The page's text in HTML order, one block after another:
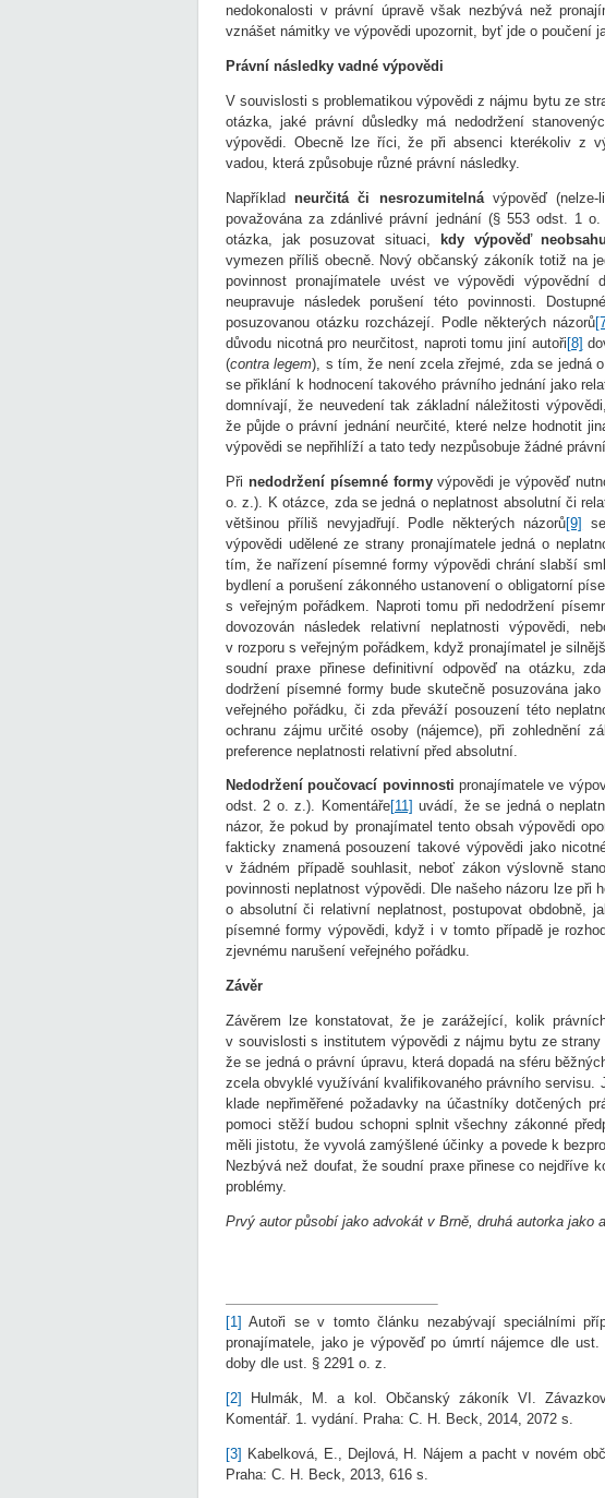
nedokonalosti v právní úpravě však nezbývá než
vznášet námitky ve výpovědi upozornit, byť jde o poučení
Právní následky vadné výpovědi
V souvislosti s problematikou výpovědi z nájmu bytu ze
otázka, jaké právní důsledky má nedodržení
výpovědi. Obecně lze říci, že při absenci kterékoliv z
vadou, která způsobuje různé právní následky.
Napříkladneurčitá či nesrozumitelnávýpověď (nelze-
považována za zdánlivé právní jednání (§ 553 odst. 1
otázka, jak posuzovat situaci,
kdy výpověď
vymezen příliš obecně. Nový občanský zákoník totiž na
povinnost pronajímatele uvést ve výpovědi výpovědní
neupravuje následek porušení této povinnosti.
posuzovanou otázku rozcházejí. Podle některých názorů
důvodu nicotná pro neurčitost, naproti tomu jiní autoři [8]
(contra legem), s tím, že není zcela zřejmé, zda se jedná
se přiklání k hodnocení takového právního jednání jako
domnívají, že neuvedení tak základní náležitosti
že půjde o právní jednání neurčité, které nelze hodnotit
výpovědi se nepřihlíží a tato tedy nezpůsobuje žádné
Při nedodržení písemné formyvýpovědi je výpověď
o. z.). K otázce, zda se jedná o neplatnost absolutní či
většinou příliš nevyjadřují. Podle některých názorů[9]
výpovědi udělené ze strany pronajímatele jedná o
tím, že nařízení písemné formy výpovědi chrání slabší
bydlení a porušení zákonného ustanovení o obligatorní
s veřejným pořádkem. Naproti tomu při nedodržení
dovozován následek relativní neplatnosti výpovědi,
v rozporu s veřejným pořádkem, když pronajímatel je
soudní praxe přinese definitivní odpověď na otázku,
dodržení písemné formy bude skutečně posuzována
veřejného pořádku, či zda převáží posouzení této
ochranu zájmu určité osoby (nájemce), při zohlednění
preference neplatnosti relativní před absolutní.
Nedodržení poučovací povinnosti pronajímatele ve
odst. 2 o. z.). Komentáře[11] uvádí, že se jedná o
názor, že pokud by pronajímatel tento obsah výpovědi
fakticky znamená posouzení takové výpovědi jako
v žádném případě souhlasit, neboť zákon výslovně
povinnosti neplatnost výpovědi. Dle našeho názoru lze při
o absolutní či relativní neplatnost, postupovat obdobně,
písemné formy výpovědi, když i v tomto případě je
zjevnému narušení veřejného pořádku.
Závěr
Závěrem lze konstatovat, že je zarážející, kolik
v souvislosti s institutem výpovědi z nájmu bytu ze strany
že se jedná o právní úpravu, která dopadá na sféru
zcela obvyklé využívání kvalifikovaného právního servisu.
klade nepřiměřené požadavky na účastníky dotčených
pomoci stěží budou schopni splnit všechny zákonné
měli jistotu, že vyvolá zamýšlené účinky a povede k
Nezbývá než doufat, že soudní praxe přinese co nejdříve
problémy.
Prvý autor působí jako advokát v Brně, druhá autorka jako
[1] Autoři se v tomto článku nezabývají speciálními
pronajímatele, jako je výpověď po úmrtí nájemce dle
doby dle ust. § 2291 o. z.
[2]
Hulmák, M. a kol. Občanský zákoník VI.
Komentář. 1. vydání. Praha: C. H. Beck, 2014, 2072 s.
[3] Kabelková, E., Dejlová, H. Nájem a pacht v novém
Praha: C. H. Beck, 2013, 616 s.